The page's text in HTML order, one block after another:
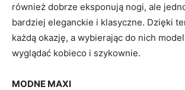
również dobrze eksponują nogi, ale
bardziej eleganckie i klasyczne. Dzięki
każdą okazję, a wybierając do nich
wyglądać kobieco i szykownie.
MODNE MAXI